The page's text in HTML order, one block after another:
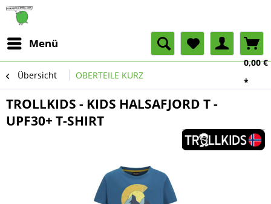
Menü
0,00 €
*
Übersicht OBERTEILE KURZ
TROLLKIDS - KIDS HALSAFJORD T -
UPF30+ T-SHIRT